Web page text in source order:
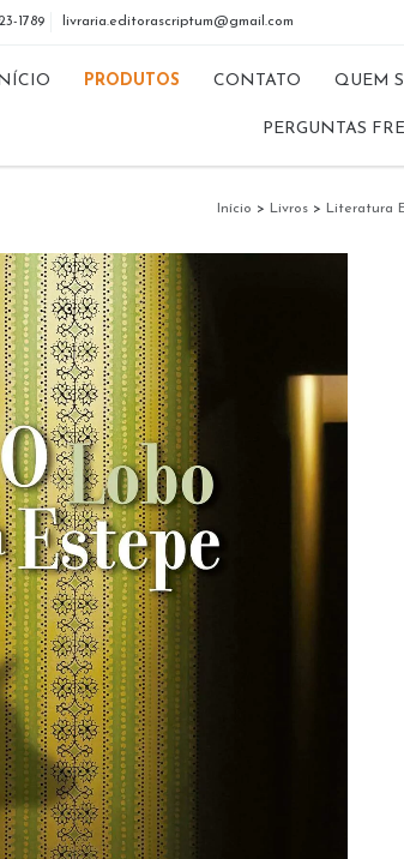
1789 livraria.editorascriptum@gmail.com
PRODUTOS CONTATO QUEM
PERGUNTAS
Início > Livros > Literatura